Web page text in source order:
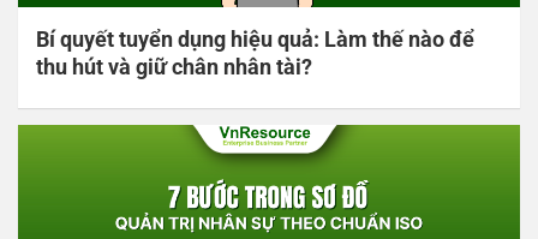
Bí quyết tuyển dụng hiệu quả: Làm thế nào để
thu hút và giữ chân nhân tài?